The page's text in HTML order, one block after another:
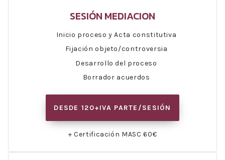
SESIÓN MEDIACION
Inicio proceso y Acta constitutiva
Fijación objeto/controversia
Desarrollo del proceso
Borrador acuerdos
DESDE 120+IVA PARTE/SESIÓN
+ Certificación MASC 60€